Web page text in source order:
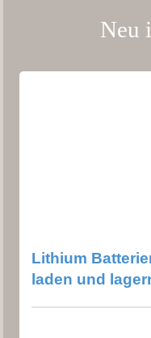
Neu
Lithium
laden und